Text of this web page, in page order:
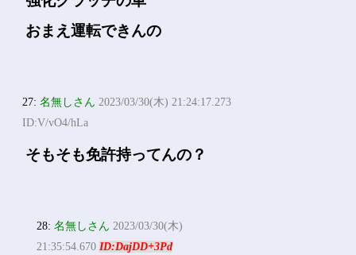
おまえ運転できんの
27:名無しさん 2023/03/30(木) 21:24:17.273
ID:V/vO4/hLa
そもそも免許持ってんの？
28:名無しさん 2023/03/30(木)
21:35:54.670ID:DajDD+3Pd